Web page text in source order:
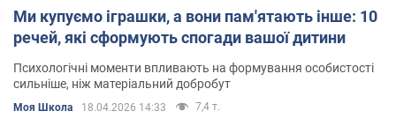
Ми купуємо іграшки, а вони пам'ятають інше: 10
речей, які сформують спогади вашої дитини
Психологічні моменти впливають на формування особистості
сильніше, ніж матеріальний добробут
Моя Школа 18.04.2026 14:33 7,4 т.